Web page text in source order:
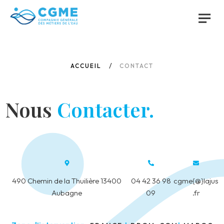
ACCUEIL CONTACT
Nous Contacter.
490 Chemin de la Thuilière 13400
Aubagne
04 42 36 98
09
cgme{@}lajus
.fr